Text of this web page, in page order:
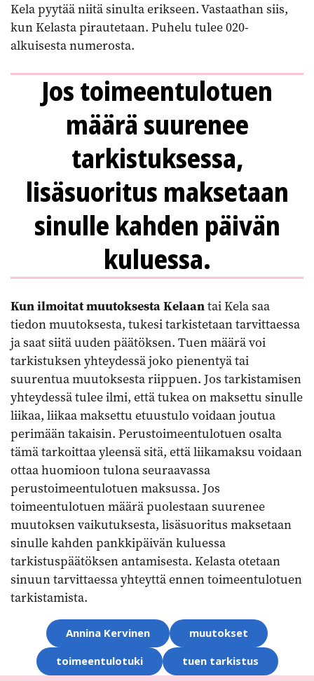
Kela pyytää niitä sinulta erikseen. Vastaathan siis,
kun Kelasta pirautetaan. Puhelu tulee 020-
alkuisesta numerosta.
Jos toimeentulotuen
määrä suurenee
tarkistuksessa,
lisäsuoritus maksetaan
sinulle kahden päivän
kuluessa.
Kun ilmoitat muutoksesta Kelaantai Kela saa
tiedon muutoksesta, tukesi tarkistetaan tarvittaessa
ja saat siitä uuden päätöksen. Tuen määrä voi
tarkistuksen yhteydessä joko pienentyä tai
suurentua muutoksesta riippuen. Jos tarkistamisen
yhteydessä tulee ilmi, että tukea on maksettu sinulle
liikaa, liikaa maksettu etuustulo voidaan joutua
perimään takaisin. Perustoimeentulotuen osalta
tämä tarkoittaa yleensä sitä, että liikamaksu voidaan
ottaa huomioon tulona seuraavassa
perustoimeentulotuen maksussa. Jos
toimeentulotuen määrä puolestaan suurenee
muutoksen vaikutuksesta, lisäsuoritus maksetaan
sinulle kahden pankkipäivän kuluessa
tarkistuspäätöksen antamisesta. Kelasta otetaan
sinuun tarvittaessa yhteyttä ennen toimeentulotuen
tarkistamista.
AihesanatAnnina Kervinen
muutokset
toimeentulotuki
tuen tarkistus